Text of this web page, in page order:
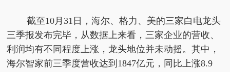
截至10月31日，海尔、格力、美的三家白电龙头
三季报发布完毕，从数据上来看，三家企业的营收、
利润均有不同程度上涨，龙头地位并未动摇。其中，
海尔智家前三季度营收达到1847亿元，同比上涨8.9